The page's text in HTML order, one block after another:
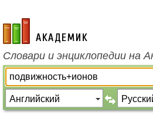
academic.ru
Словари и энциклопедии на